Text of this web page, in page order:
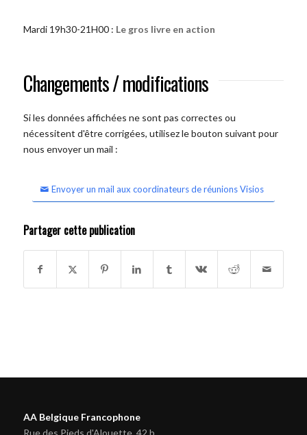
Mardi 19h30-21H00 : Le gros livre en action
Changements / modifications
Si les données affichées ne sont pas correctes ou
nécessitent d'être corrigées, utilisez le bouton suivant pour
nous envoyer un mail :
Envoyer un mail aux coordinateurs de réunions Visios
Partager cette publication
AA Belgique Francophone
Rue des Pieds d'Alouette, 42 b